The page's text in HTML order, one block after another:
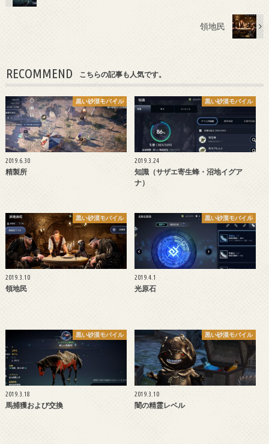
領地民
RECOMMEND こちらの記事も人気です。
黒い砂漠モバイル
2019.6.30
精製所
黒い砂漠モバイル
2019.3.24
知識（サザエ寄生蜂・沼地イグア
ナ）
黒い砂漠モバイル
2019.3.10
領地民
黒い砂漠モバイル
2019.4.1
光原石
黒い砂漠モバイル
2019.3.18
馬捕獲および交換
黒い砂漠モバイル
2019.3.10
闇の精霊レベル